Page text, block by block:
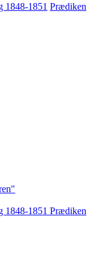
1848-1851 Prædiken
1848-1851 Prædiken